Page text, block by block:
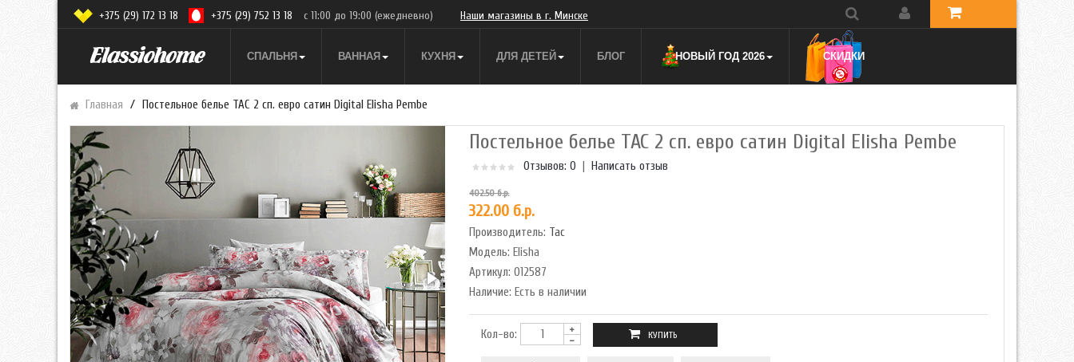
СПАЛЬНЯ ВАННАЯ КУХНЯ ДЛЯ ДЕТЕЙ БЛОГ НОВЫЙ ГОД 2026 СКИДКИ
+375 (29) 172 13 18 +375 (29) 752 13 18 с 11:00 до 19:00 (ежедневно) Наши магазины в г. Минске
Главная Постельное белье TAC 2 сп. евро сатин Digital Elisha Pembe
Постельное белье TAC 2 сп. евро сатин Digital Elisha Pembe
Отзывов: 0 Написать отзыв
402.50 б.р.
322.00 б.р.
Производитель: Tac
Модель: Elisha
Артикул:012587
Наличие: Есть в наличии
Кол-во: